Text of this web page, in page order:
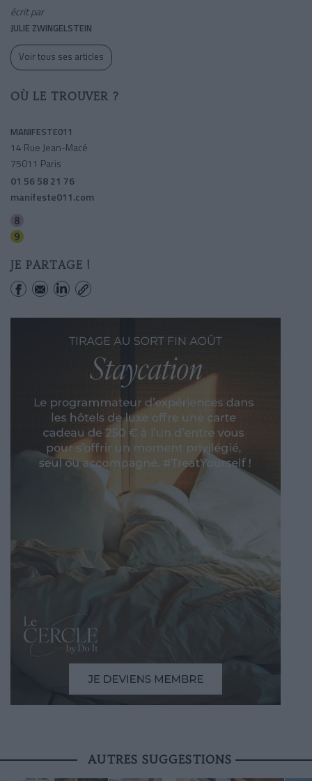
écrit par
JULIE ZWINGELSTEIN
Voir tous ses articles
OÙ LE TROUVER ?
MANIFESTE011
14 Rue Jean-Macé
75011 Paris
01 56 58 21 76
manifeste011.com
JE PARTAGE !
AUTRES SUGGESTIONS